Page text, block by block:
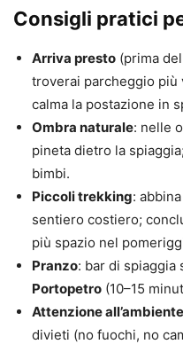
Consigli pratici
Arriva presto (prima
troverai parcheggio
calma la postazione in
Ombra naturale: nelle
pineta dietro la
bimbi.
Piccoli trekking:
sentiero costiero;
più spazio nel
Pranzo: bar di spiaggia
Portopetro (10–15
Attenzione all’ambiente
divieti (no fuochi, no